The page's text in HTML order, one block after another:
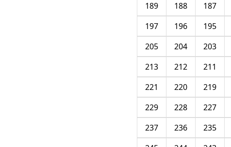
187
188
189
195
196
197
203
204
205
211
212
213
219
220
221
227
228
229
235
236
237